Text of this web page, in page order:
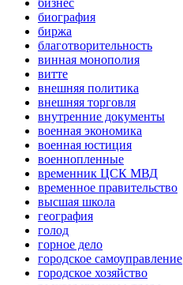
бизнес
биография
биржа
благотворительность
винная монополия
витте
внешняя политика
внешняя торговля
внутренние документы
военная экономика
военная юстиция
военнопленные
временник ЦСК МВД
временное правительство
высшая школа
география
голод
горное дело
городское самоуправление
городское хозяйство